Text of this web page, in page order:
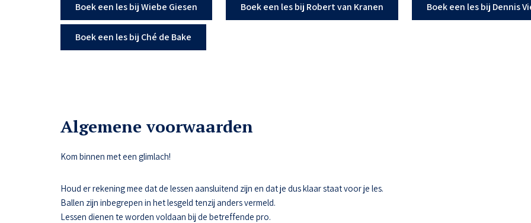
Boek een les bij Wiebe Giesen Boek een les bij Robert van Kranen Boek een les bij Dennis
Boek een les bij Ché de Bake
Algemene voorwaarden
Kom binnen met een glimlach!
Houd er rekening mee dat de lessen aansluitend zijn en dat je dus klaar staat voor je les.
Ballen zijn inbegrepen in het lesgeld tenzij anders vermeld.
Lessen dienen te worden voldaan bij de betreffende pro.